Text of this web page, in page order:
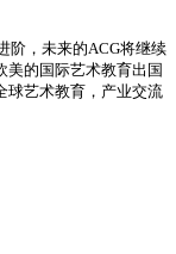
阶，未来的ACG将继续
美的国际艺术教育出国
球艺术教育，产业交流